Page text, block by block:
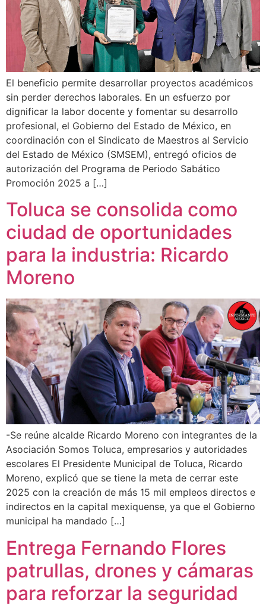
El beneficio permite desarrollar proyectos académicos
sin perder derechos laborales. En un esfuerzo por
dignificar la labor docente y fomentar su desarrollo
profesional, el Gobierno del Estado de México, en
coordinación con el Sindicato de Maestros al Servicio
del Estado de México (SMSEM), entregó oficios de
autorización del Programa de Periodo Sabático
Promoción 2025 a […]
Toluca se consolida como
ciudad de oportunidades
para la industria: Ricardo
Moreno
-Se reúne alcalde Ricardo Moreno con integrantes de la
Asociación Somos Toluca, empresarios y autoridades
escolares El Presidente Municipal de Toluca, Ricardo
Moreno, explicó que se tiene la meta de cerrar este
2025 con la creación de más 15 mil empleos directos e
indirectos en la capital mexiquense, ya que el Gobierno
municipal ha mandado […]
Entrega Fernando Flores
patrullas, drones y cámaras
para reforzar la seguridad